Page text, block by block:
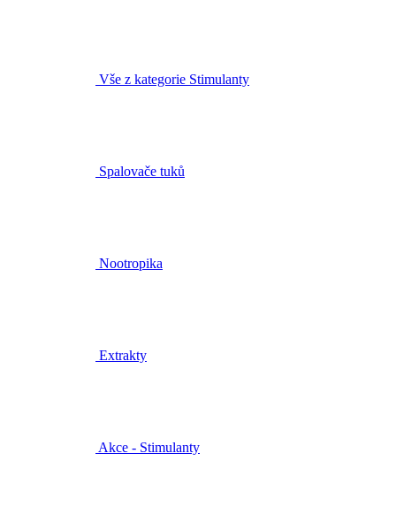
Vše z kategorie Stimulanty
Spalovače tuků
Nootropika
Extrakty
Akce - Stimulanty